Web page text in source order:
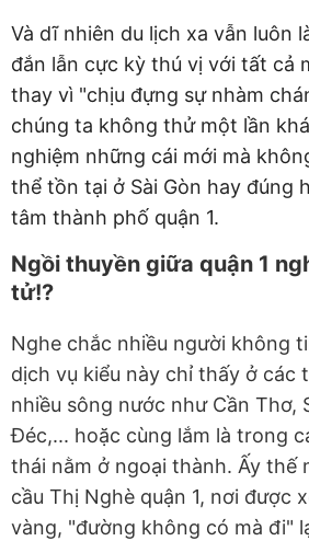
Và dĩ nhiên du lịch xa vẫn luôn
đắn lẫn cực kỳ thú vị với tất cả
thay vì "chịu đựng sự nhàm
chúng ta không thử một lần
nghiệm những cái mới mà
thể tồn tại ở Sài Gòn hay đúng
tâm thành phố quận 1.
Ngồi thuyền giữa quận 1
tử!?
Nghe chắc nhiều người không
dịch vụ kiểu này chỉ thấy ở các
nhiều sông nước như Cần Thơ,
Đéc,... hoặc cùng lắm là trong
thái nằm ở ngoại thành. Ấy thế
cầu Thị Nghè quận 1, nơi được
vàng, "đường không có mà đi"